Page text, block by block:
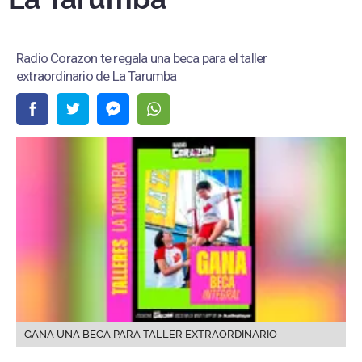
Radio Corazon te regala una beca para el taller
extraordinario de La Tarumba
GANA UNA BECA PARA TALLER EXTRAORDINARIO